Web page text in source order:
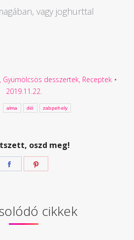
vagy joghurttal
Gyümölcsös desszertek, Receptek
2019.11.22.
alma dió zabpehely
oszd meg!
Megosztás
cikkek